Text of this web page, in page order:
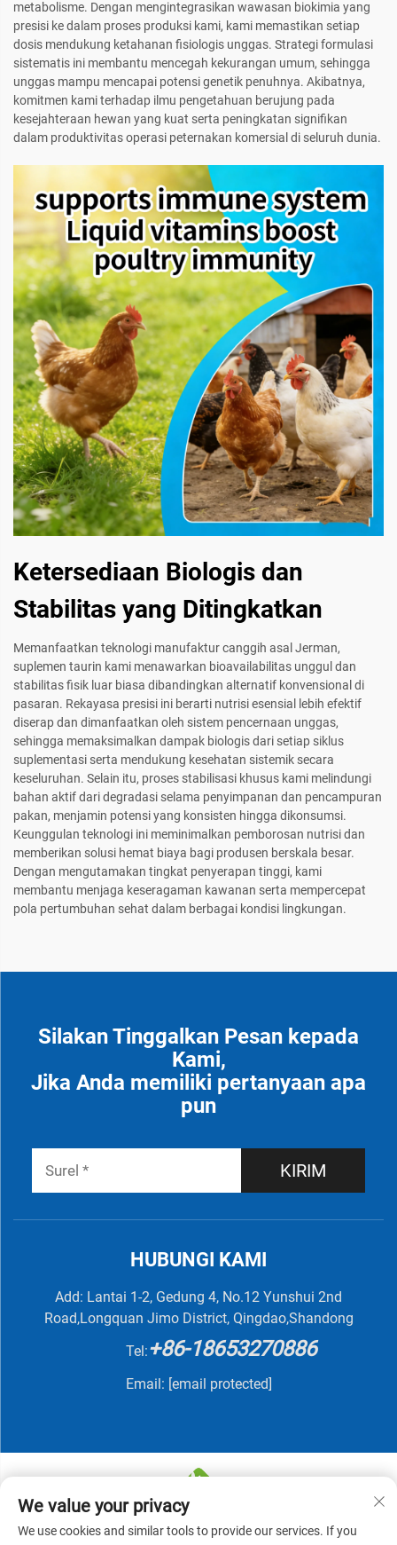
metabolisme. Dengan mengintegrasikan wawasan biokimia yang
presisi ke dalam proses produksi kami, kami memastikan setiap
dosis mendukung ketahanan fisiologis unggas. Strategi formulasi
sistematis ini membantu mencegah kekurangan umum, sehingga
unggas mampu mencapai potensi genetik penuhnya. Akibatnya,
komitmen kami terhadap ilmu pengetahuan berujung pada
kesejahteraan hewan yang kuat serta peningkatan signifikan
dalam produktivitas operasi peternakan komersial di seluruh dunia.
Ketersediaan Biologis dan
Stabilitas yang Ditingkatkan
Memanfaatkan teknologi manufaktur canggih asal Jerman,
suplemen taurin kami menawarkan bioavailabilitas unggul dan
stabilitas fisik luar biasa dibandingkan alternatif konvensional di
pasaran. Rekayasa presisi ini berarti nutrisi esensial lebih efektif
diserap dan dimanfaatkan oleh sistem pencernaan unggas,
sehingga memaksimalkan dampak biologis dari setiap siklus
suplementasi serta mendukung kesehatan sistemik secara
keseluruhan. Selain itu, proses stabilisasi khusus kami melindungi
bahan aktif dari degradasi selama penyimpanan dan pencampuran
pakan, menjamin potensi yang konsisten hingga dikonsumsi.
Keunggulan teknologi ini meminimalkan pemborosan nutrisi dan
memberikan solusi hemat biaya bagi produsen berskala besar.
Dengan mengutamakan tingkat penyerapan tinggi, kami
membantu menjaga keseragaman kawanan serta mempercepat
pola pertumbuhan sehat dalam berbagai kondisi lingkungan.
Silakan Tinggalkan Pesan kepada
Kami,
Jika Anda memiliki pertanyaan apa
pun
KIRIM
HUBUNGI KAMI
Add: Lantai 1-2, Gedung 4, No.12 Yunshui 2nd
Road,Longquan Jimo District, Qingdao,Shandong
Tel:+86-18653270886
Email: [email protected]
Hak Cipta © 2025 oleh QINGDAO NUTRIVIT BIOTECH
We value your privacy
We use cookies and similar tools to provide our services. If you